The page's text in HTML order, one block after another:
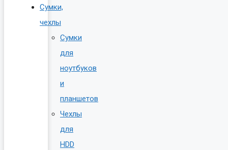
Сумки,
чехлы
Сумки
для
ноутбуков
и
планшетов
Чехлы
для
HDD